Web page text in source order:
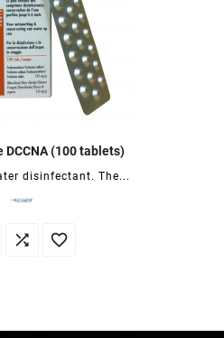
DCCNA (100 tablets)
disinfectant. The...
 